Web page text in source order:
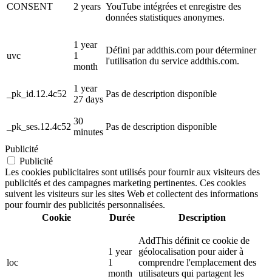
CONSENT 2 years YouTube intégrées et enregistre des
données statistiques anonymes.
uvc
1 year
1
month
Défini par addthis.com pour déterminer
l'utilisation du service addthis.com.
_pk_id.12.4c52
1 year
27 days
Pas de description disponible
_pk_ses.12.4c52
30
minutes
Pas de description disponible
Publicité
Publicité
Les cookies publicitaires sont utilisés pour fournir aux visiteurs des
publicités et des campagnes marketing pertinentes. Ces cookies
suivent les visiteurs sur les sites Web et collectent des informations
pour fournir des publicités personnalisées.
Cookie
Durée Description
loc
1 year
1
month
AddThis définit ce cookie de
géolocalisation pour aider à
comprendre l'emplacement des
utilisateurs qui partagent les